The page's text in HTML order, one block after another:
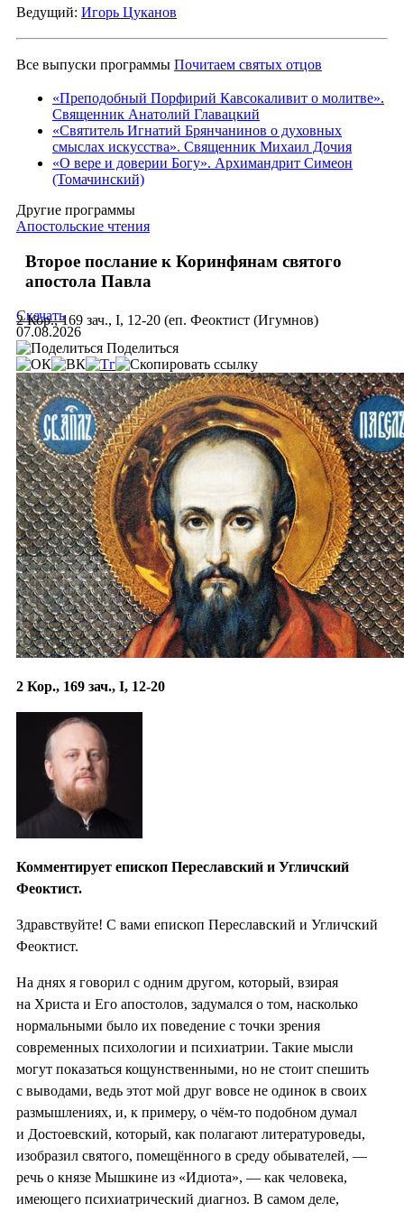
Ведущий: Игорь Цуканов
Все выпуски программы Почитаем святых отцов
«Преподобный Порфирий Кавсокаливит о молитве».
Священник Анатолий Главацкий
«Святитель Игнатий Брянчанинов о духовных
смыслах искусства». Священник Михаил Дочия
«О вере и доверии Богу». Архимандрит Симеон
(Томачинский)
Другие программы
Апостольские чтения
Второе послание к Коринфянам святого
апостола Павла
2 Кор., 169 зач., I, 12-20 (еп. Феоктист (Игумнов)
Скачать
07.08.2026
Поделиться
2 Кор., 169 зач., I, 12-20
Комментирует епископ Переславский и Угличский
Феоктист.
Здравствуйте! С вами епископ Переславский и Угличский
Феоктист.
На днях я говорил с одним другом, который, взирая
на Христа и Его апостолов, задумался о том, насколько
нормальными было их поведение с точки зрения
современных психологии и психиатрии. Такие мысли
могут показаться кощунственными, но не стоит спешить
с выводами, ведь этот мой друг вовсе не одинок в своих
размышлениях, и, к примеру, о чём-то подобном думал
и Достоевский, который, как полагают литературоведы,
изобразил святого, помещённого в среду обывателей, —
речь о князе Мышкине из «Идиота», — как человека,
имеющего психиатрический диагноз. В самом деле,